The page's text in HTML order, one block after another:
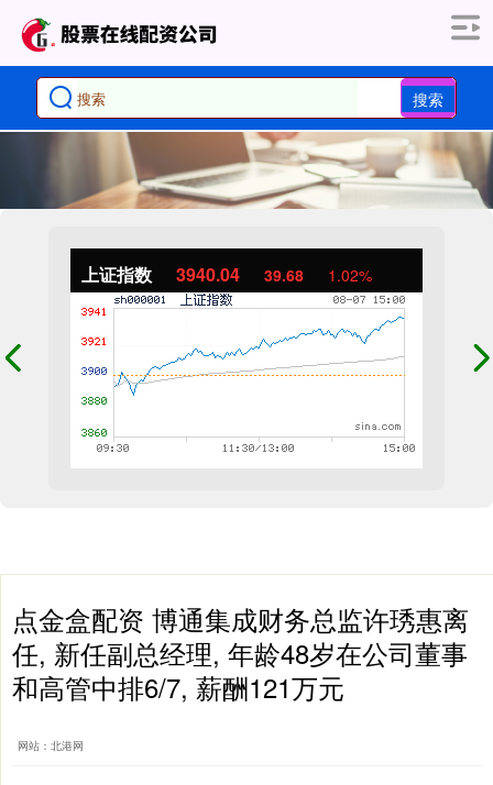
搜索
上证指数 3940.04 39.68 1.02%
点金盒配资 博通集成财务总监许琇惠离
任, 新任副总经理, 年龄48岁在公司董事
和高管中排6/7, 薪酬121万元
网站：北港网